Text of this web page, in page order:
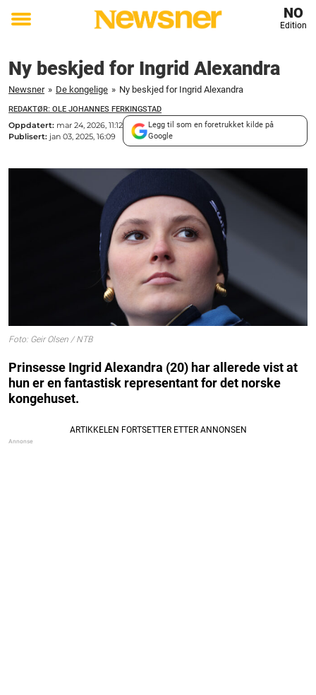
Toggle
NO
Edition
Ny beskjed for Ingrid Alexandra
Newsner » De kongelige » Ny beskjed for Ingrid Alexandra
REDAKTØR: OLE JOHANNES FERKINGSTAD
Oppdatert: mar 24, 2026, 11:12
Publisert: jan 03, 2025, 16:09
Legg til som en foretrukket kilde på
Google
Foto: Geir Olsen / NTB
Prinsesse Ingrid Alexandra (20) har allerede vist at
hun er en fantastisk representant for det norske
kongehuset.